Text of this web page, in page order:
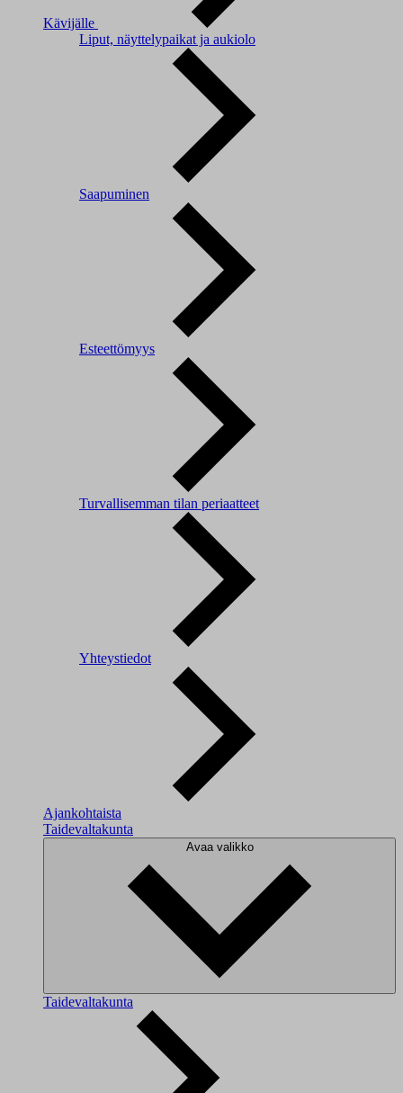
Kävijälle
Liput, näyttelypaikat ja aukiolo
Saapuminen
Esteettömyys
Turvallisemman tilan periaatteet
Yhteystiedot
Ajankohtaista
Taidevaltakunta
Avaa valikko
Taidevaltakunta